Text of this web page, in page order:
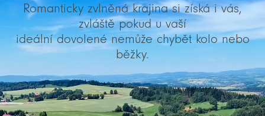
Romanticky zvlněná krajina si získá i vás,
zvláště pokud u vaší
ideální dovolené nemůže chybět kolo nebo
běžky.